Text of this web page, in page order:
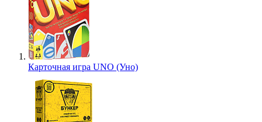
Карточная игра UNO (Уно)